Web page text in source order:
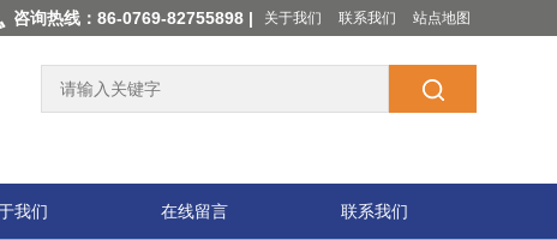
咨询热线：86-0769-82755898 | 关于我们 联系我们 站点地图
我们 在线留言 联系我们